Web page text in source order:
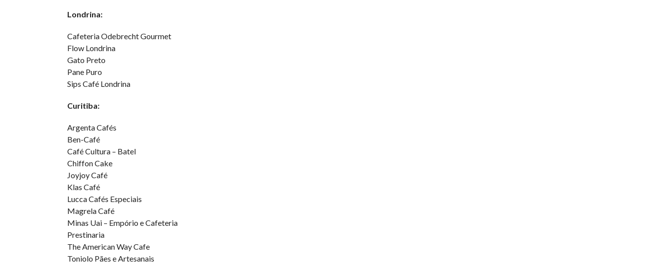
Londrina:
Cafeteria Odebrecht Gourmet
Flow Londrina
Gato Preto
Pane Puro
Sips Café Londrina
Curitiba:
Argenta Cafés
Ben-Café
Café Cultura – Batel
Chiffon Cake
Joyjoy Café
Klas Café
Lucca Cafés Especiais
Magrela Café
Minas Uai – Empório e Cafeteria
Prestinaria
The American Way Cafe
Toniolo Pães e Artesanais